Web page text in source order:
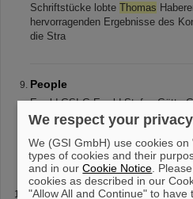
Schriftstücke lobte Thomas
hervorragenden Ergebnisse des
die Stra
People
Ewald GSI G.Ewald Stefan Götte
GSI R.Kirchner Jürgen Kluge GSI
T.Kuehl Rodolfo Sanchez GSI
GSI Andreas Dax CERN Bruce
HILITE
We respect your privacy
We (GSI GmbH) use cookies
types of cookies and their
and in ourCookie Notice .
cookies as described in our
"Allow All and Continue" to